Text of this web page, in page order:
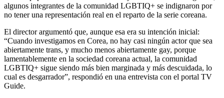
algunos integrantes de la comunidad LGBTIQ+ se indignaron por
no tener una representación real en el reparto de la serie coreana.
El director argumentó que, aunque esa era su intención inicial:
“Cuando investigamos en Corea, no hay casi ningún actor que sea
abiertamente trans, y mucho menos abiertamente gay, porque
lamentablemente en la sociedad coreana actual, la comunidad
LGBTIQ+ sigue siendo más bien marginada y más descuidada, lo
cual es desgarrador”, respondió en una entrevista con el portal TV
Guide.